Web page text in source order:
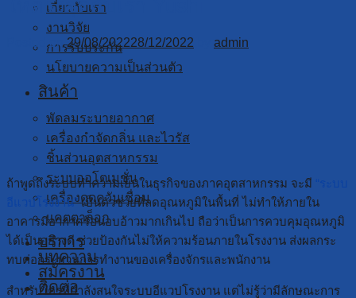
เกี่ยวกับเรา
งานวิจัย
การรับประกัน
นโยบายความเป็นส่วนตัว
สินค้า
พัดลมระบายอากาศ
เครื่องกำจัดกลิ่น และไวรัส
ชิ้นส่วนอุตสาหกรรม
ระบบออโตเมชั่น
เครื่องดูดควันเชื่อม
แคตตาล็อก
บริการ
บทความ
สมัครงาน
ติดต่อ
ให้ตรงจุดกับเรา Yushi
Posted on29/08/202228/12/2022 admin
ถ้าพูดถึงระบบทำความเย็นในธุรกิจของภาคอุตสาหกรรม จะมี
อีแวปโรงงาน”เป็นตัวช่วยที่ลดอุณหภูมิในพื้นที่ ไม่ทำให้ภายใน
อาคารมีอากาศร้อนอบอ้าวมากเกินไป ถือว่าเป็นการควบคุมอุณหภูมิ
ได้เป็นอย่างดี ช่วยป้องกันไม่ให้ความร้อนภายในโรงงาน ส่งผลกระ
ทบต่อกระบวนการทำงานของเครื่องจักรและพนักงาน
สำหรับใครที่กำลังสนใจระบบอีแวปโรงงาน แต่ไม่รู้ว่ามีลักษณะการ